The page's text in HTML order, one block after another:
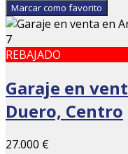
Marcar como favorito
7
REBAJADO
Garaje en
Duero, Centro
27.000 €